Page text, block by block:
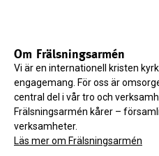
Om Frälsningsarmén
Vi är en internationell kristen
engagemang. För oss är
central del i vår tro och
Frälsningsarmén kårer –
verksamheter.
Läs mer om Frälsningsarmén